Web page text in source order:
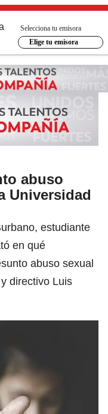
Selecciona tu emisora
Elige tu emisora
abuso
Universidad
estudiante
en qué
abuso sexual
directivo Luis